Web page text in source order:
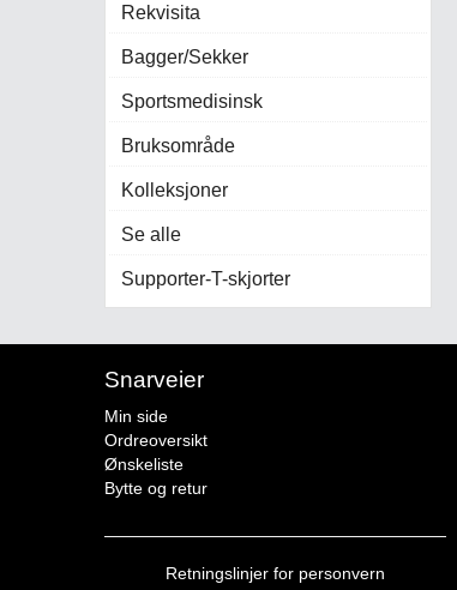
Rekvisita
Bagger/Sekker
Sportsmedisinsk
Bruksområde
Kolleksjoner
Se alle
Supporter-T-skjorter
Snarveier
Min side
Ordreoversikt
Ønskeliste
Bytte og retur
Retningslinjer for personvern